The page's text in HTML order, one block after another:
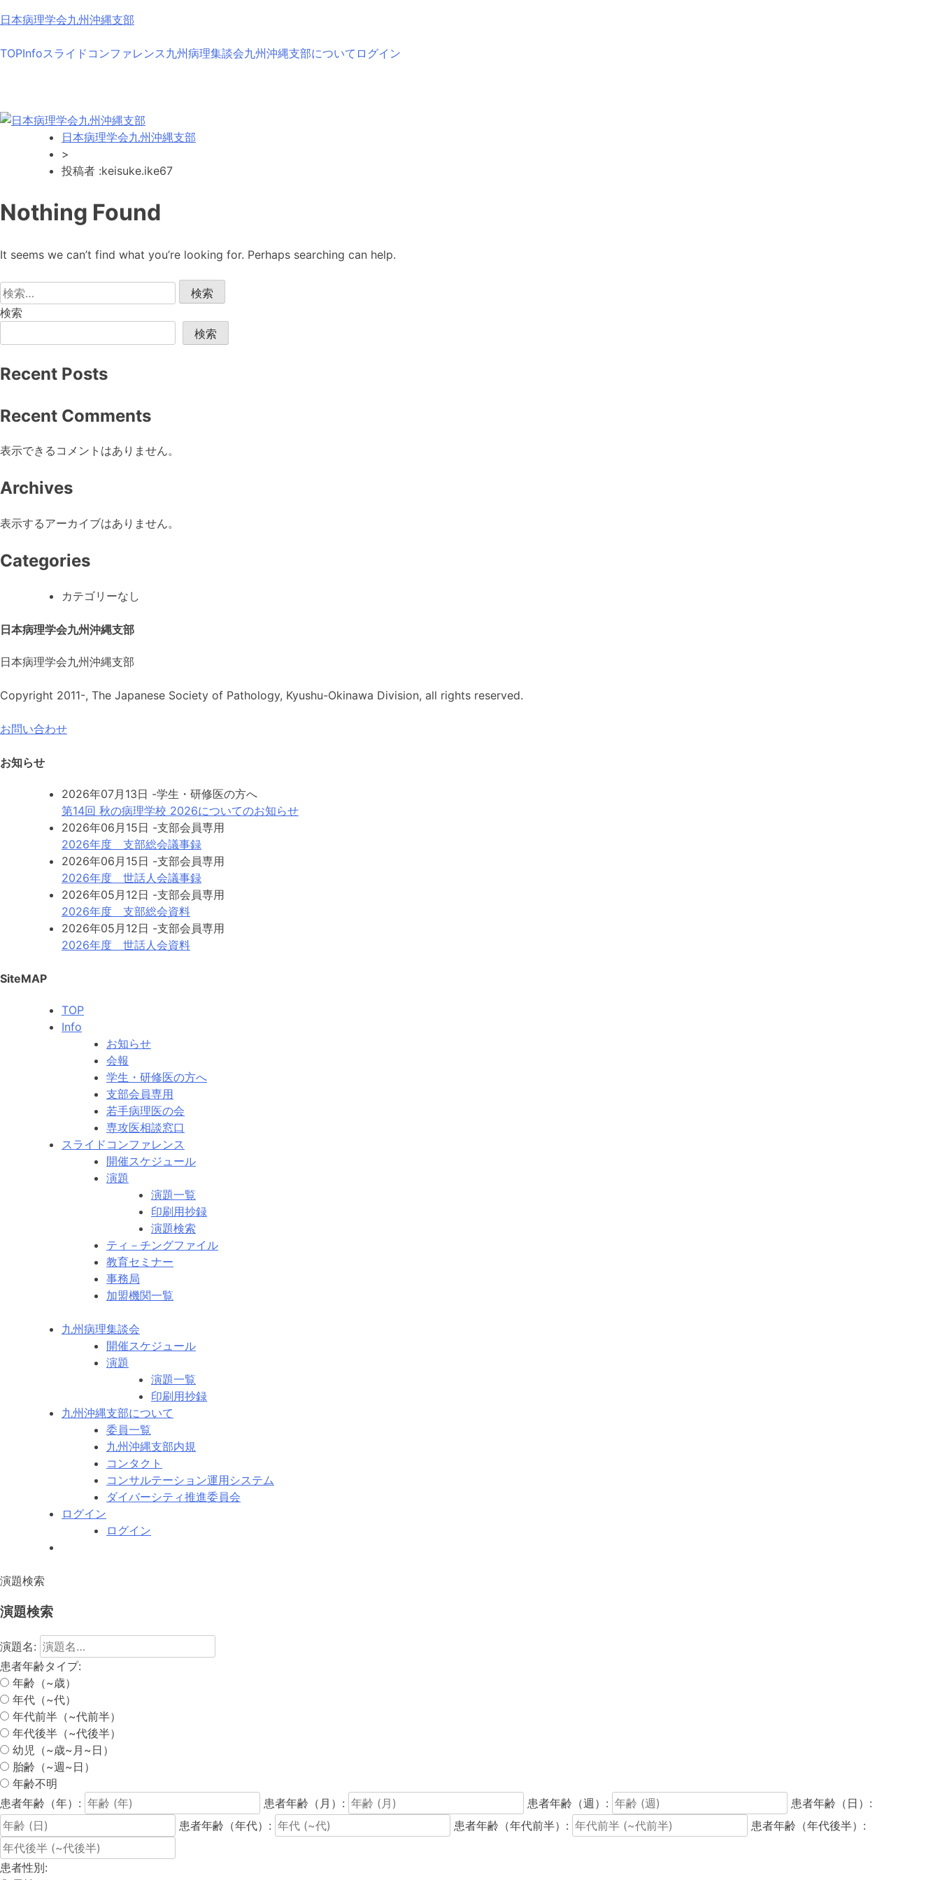
Skip
content
日本病理学会九州沖縄支部
TOPInfoスライドコンファレンス九州病理集談会九州沖縄支部について ログイン
日本病理学会九州沖縄支部
>
投稿者 :keisuke.ike67
Nothing Found
It seems we can’t find what you’re looking for. Perhaps searching can help.
検
索:
検索
検索
Recent Posts
Recent Comments
表示できるコメントはありません。
Archives
表示するアーカイブはありません。
Categories
カテゴリーなし
日本病理学会九州沖縄支部
日本病理学会九州沖縄支部
Copyright 2011-, The Japanese Society of Pathology, Kyushu-Okinawa Division, all rights reserved.
お問い合わせ
お知らせ
2026年07月13日 -学生・研修医の方へ
第14回 秋の病理学校 2026についてのお知らせ
2026年06月15日 -支部会員専用
2026年度 支部総会議事録
2026年06月15日 -支部会員専用
2026年度 世話人会議事録
2026年05月12日 -支部会員専用
2026年度 支部総会資料
2026年05月12日 -支部会員専用
2026年度 世話人会資料
SiteMAP
TOP
Info
お知らせ
会報
学生・研修医の方へ
支部会員専用
若手病理医の会
専攻医相談窓口
スライドコンファレンス
開催スケジュール
演題
演題一覧
印刷用抄録
演題検索
ティ－チングファイル
教育セミナー
事務局
加盟機関一覧
九州病理集談会
開催スケジュール
演題
演題一覧
印刷用抄録
九州沖縄支部について
委員一覧
九州沖縄支部内規
コンタクト
コンサルテーション運用システム
ダイバーシティ推進委員会
ログイン
ログイン
演題検索
演題検索
演題名:
患者年齢タイプ:
年齢（~歳）
年代（~代）
年代前半（~代前半）
年代後半（~代後半）
幼児（~歳~月~日）
胎齢（~週~日）
年齢不明
患者年齢（年）:
患者年齢（月）: 患者年齢（週）:
患者年齢（日）:
患者年齢（年代）:
患者年齢（年代前半）: 患者年齢（年代後半）:
患者性別: